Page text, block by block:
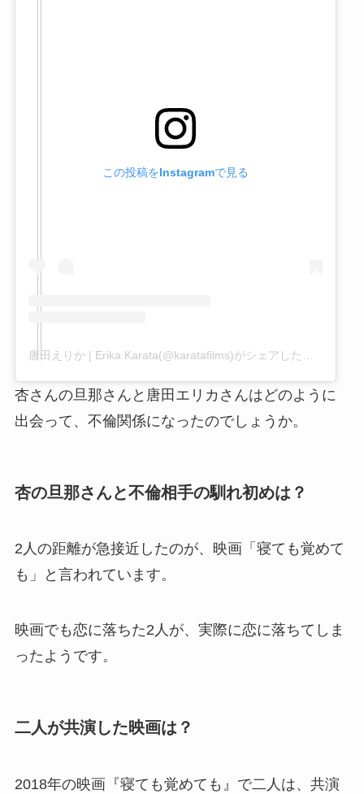
この投稿をInstagramで見る
杏さんの旦那さんと唐田エリカさんはどのように
出会って、不倫関係になったのでしょうか。
杏の旦那さんと不倫相手の馴れ初めは？
2人の距離が急接近したのが、映画「寝ても覚めて
も」と言われています。
映画でも恋に落ちた2人が、実際に恋に落ちてしま
ったようです。
二人が共演した映画は？
2018年の映画『寝ても覚めても』で二人は、共演